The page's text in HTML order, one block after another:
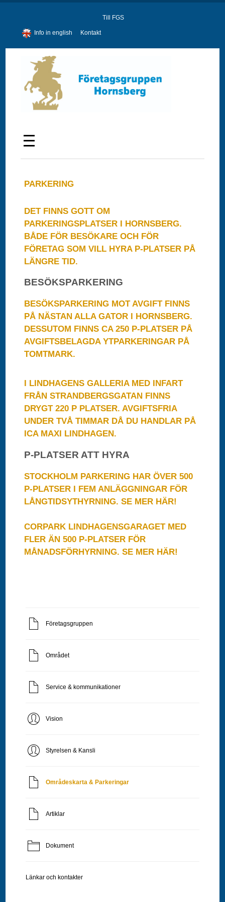
Till FGS
Info in english Kontakt
PARKERING
DET FINNS GOTT OM
PARKERINGSPLATSER I HORNSBERG.
BÅDE FÖR BESÖKARE OCH FÖR
FÖRETAG SOM VILL HYRA P-PLATSER PÅ
LÄNGRE TID.
BESÖKSPARKERING
BESÖKSPARKERING MOT AVGIFT FINNS
PÅ NÄSTAN ALLA GATOR I HORNSBERG.
DESSUTOM FINNS CA 250 P-PLATSER PÅ
AVGIFTSBELAGDA YTPARKERINGAR PÅ
TOMTMARK.
I LINDHAGENS GALLERIA MED INFART
FRÅN STRANDBERGSGATAN FINNS
DRYGT 220 P PLATSER. AVGIFTSFRIA
UNDER TVÅ TIMMAR DÅ DU HANDLAR PÅ
ICA MAXI LINDHAGEN.
P-PLATSER ATT HYRA
STOCKHOLM PARKERING HAR ÖVER 500
P-PLATSER I FEM ANLÄGGNINGAR FÖR
LÅNGTIDSYTHYRNING.SE MER HÄR!
CORPARK LINDHAGENSGARAGET MED
FLER ÄN 500 P-PLATSER FÖR
MÅNADSFÖRHYRNING.SE MER HÄR!
Företagsgruppen
Området
Service & kommunikationer
Vision
Styrelsen & Kansli
Områdeskarta & Parkeringar
Artiklar
Dokument
Länkar och kontakter